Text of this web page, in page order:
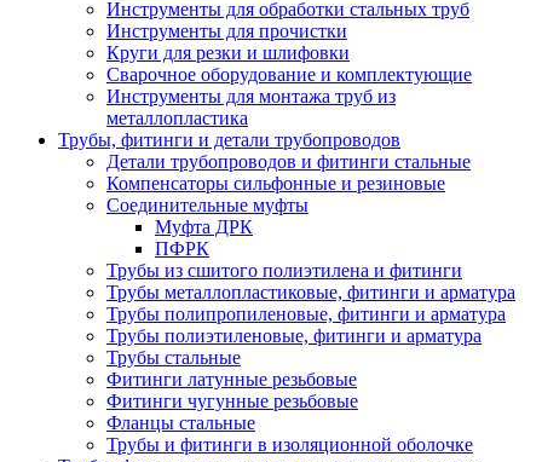
Инструменты для обработки стальных труб
Инструменты для прочистки
Круги для резки и шлифовки
Сварочное оборудование и комплектующие
Инструменты для монтажа труб из
металлопластика
Трубы, фитинги и детали трубопроводов
Детали трубопроводов и фитинги стальные
Компенсаторы сильфонные и резиновые
Соединительные муфты
Муфта ДРК
ПФРК
Трубы из сшитого полиэтилена и фитинги
Трубы металлопластиковые, фитинги и арматура
Трубы полипропиленовые, фитинги и арматура
Трубы полиэтиленовые, фитинги и арматура
Трубы стальные
Фитинги латунные резьбовые
Фитинги чугунные резьбовые
Фланцы стальные
Трубы и фитинги в изоляционной оболочке